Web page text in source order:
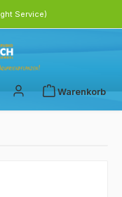
Service)
Warenkorb